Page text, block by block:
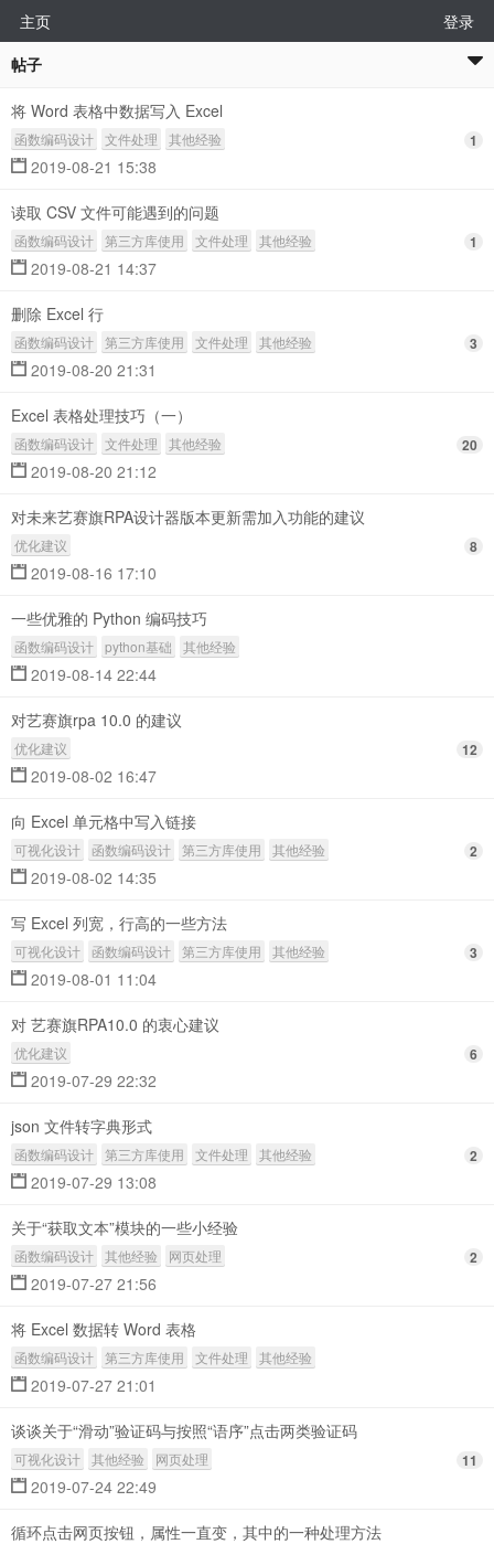
主页
登录
帖子
将 Word 表格中数据写入 Excel
函数编码设计 文件处理 其他经验
2019-08-21 15:38
1
读取 CSV 文件可能遇到的问题
函数编码设计 第三方库使用 文件处理 其他经验
2019-08-21 14:37
1
删除 Excel 行
函数编码设计 第三方库使用 文件处理 其他经验
2019-08-20 21:31
3
Excel 表格处理技巧（一）
函数编码设计 文件处理 其他经验
2019-08-20 21:12
20
对未来艺赛旗RPA设计器版本更新需加入功能的建议
优化建议
2019-08-16 17:10
8
一些优雅的 Python 编码技巧
函数编码设计 python基础 其他经验
2019-08-14 22:44
对艺赛旗rpa 10.0 的建议
优化建议
2019-08-02 16:47
12
向 Excel 单元格中写入链接
可视化设计 函数编码设计 第三方库使用 其他经验
2019-08-02 14:35
2
写 Excel 列宽，行高的一些方法
可视化设计 函数编码设计 第三方库使用 其他经验
2019-08-01 11:04
3
对 艺赛旗RPA10.0 的衷心建议
优化建议
2019-07-29 22:32
6
json 文件转字典形式
函数编码设计 第三方库使用 文件处理 其他经验
2019-07-29 13:08
2
关于“获取文本”模块的一些小经验
函数编码设计 其他经验 网页处理
2019-07-27 21:56
2
将 Excel 数据转 Word 表格
函数编码设计 第三方库使用 文件处理 其他经验
2019-07-27 21:01
谈谈关于“滑动”验证码与按照“语序”点击两类验证码
可视化设计 其他经验 网页处理
2019-07-24 22:49
11
循环点击网页按钮，属性一直变，其中的一种处理方法